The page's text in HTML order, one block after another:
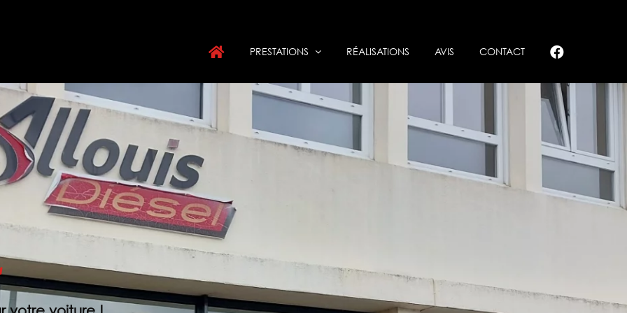
PRESTATIONS
RÉALISATIONS AVIS CONTACT